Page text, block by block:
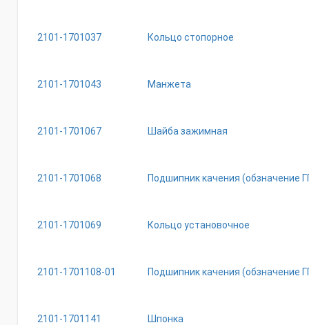
2101-1701037 Кольцо стопорное
2101-1701043 Манжета
2101-1701067 Шайба зажимная
2101-1701068 Подшипник качения (обзначение
2101-1701069 Кольцо установочное
2101-1701108-01 Подшипник качения (обзначение
2101-1701141 Шпонка